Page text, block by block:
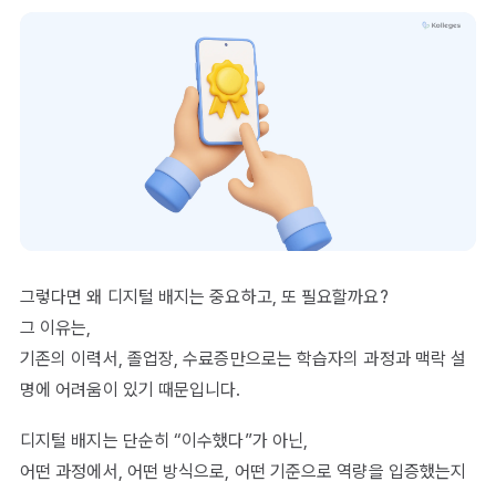
그렇다면 왜 디지털 배지는 중요하고, 또 필요할까요?
그 이유는,
기존의 이력서, 졸업장, 수료증만으로는 학습자의 과정과 맥락 설
명에 어려움이 있기 때문입니다.
디지털 배지는 단순히 “이수했다”가 아닌,
어떤 과정에서, 어떤 방식으로, 어떤 기준으로 역량을 입증했는지